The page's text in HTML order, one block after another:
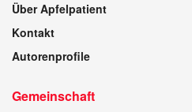
Über Apfelpatient
Kontakt
Autorenprofile
Gemeinschaft